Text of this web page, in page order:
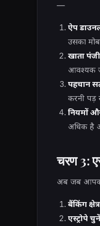
—
ऐप
उसका
खाता
आवश्यक
पहचान
करनी पड़
नियमों
अधिक है
चरण 3:
अब जब आपका
बैंकिंग
एस्ट्रोपे चुनें